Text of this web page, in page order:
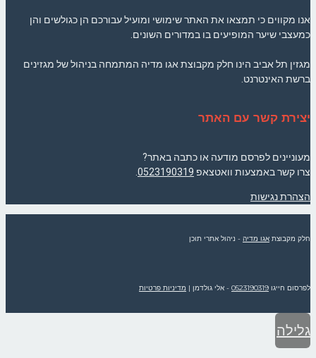
אנו מקווים כי תמצאו את האתר שימושי ומועיל עבורכם הן כגולשים והן
כמעצבי שיער המופיעים בו במדורים השונים.
מגזין תל אביב הינו חלק מקבוצת אגו מדיה המתמחה בניהול של מגזינים
ברשת האינטרנט.
יצירת קשר עם האתר
מעוניינים לפרסם מודעה או כתבה באתר?
צרו קשר באמצעות וואטצאפ 0523190319
.
הצהרת נגישות
חלק מקבוצת אגו מדיה - ניהול אתרי תוכן
לפרסום חייגו 0523190319 - אלי גולדמן | מדיניות פרטיות
גלילה